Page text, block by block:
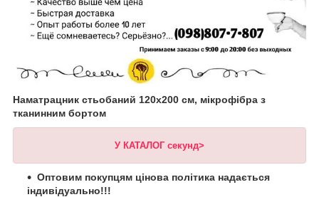
Наматрацник стьобаний 120х200 см, мікрофібра з
тканинним бортом
У КАТАЛОГ секунд>
Оптовим покупцям цінова політика надається
індивідуально!!!